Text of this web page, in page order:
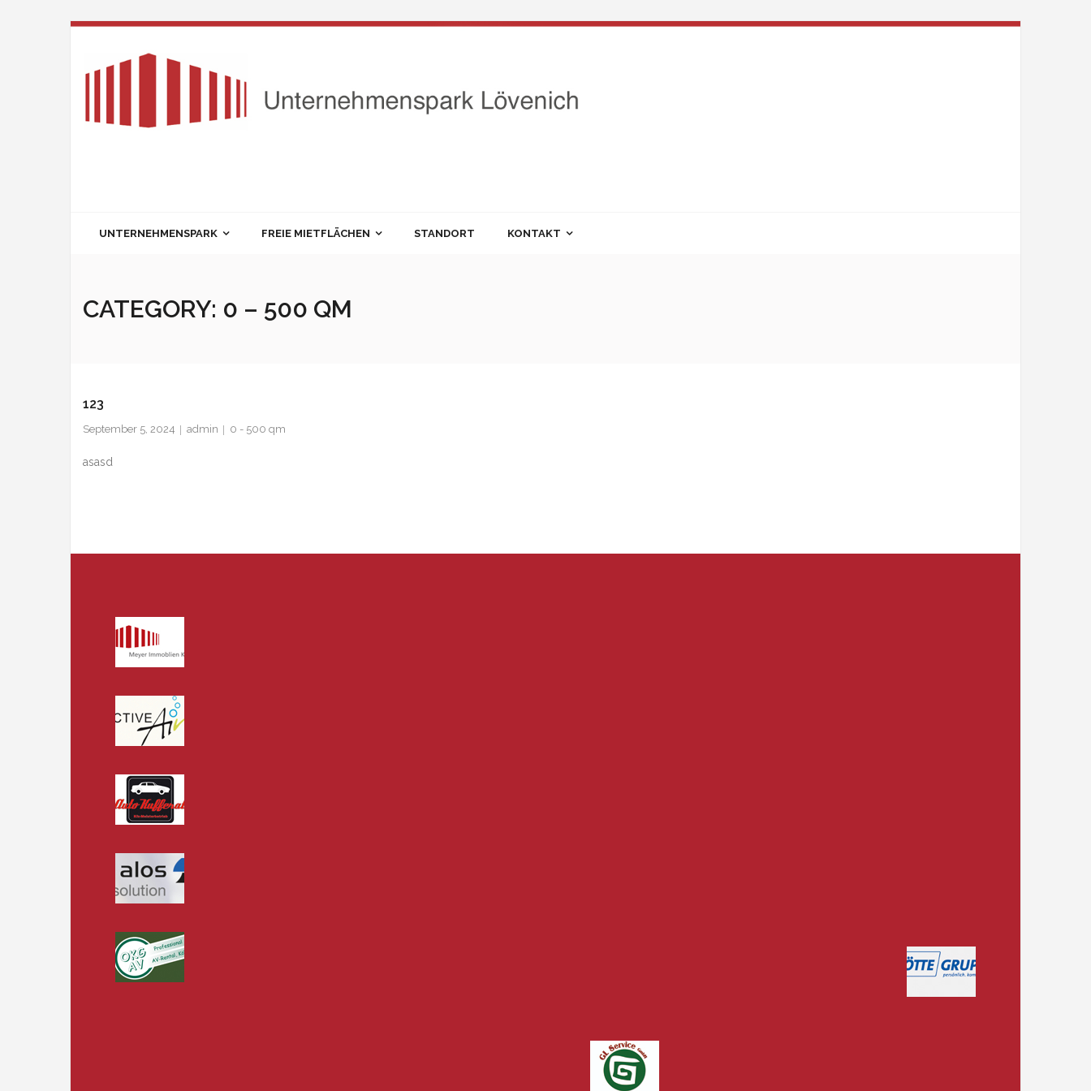
Skip
content
UNTERNEHMENSPARK FREIE MIETFLÄCHEN STANDORT KONTAKT
CATEGORY: 0 – 500 QM
123
September 5, 2024 admin 0 - 500 qm
asasd